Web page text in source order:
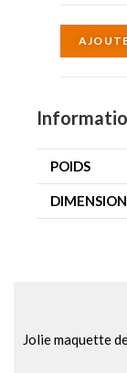
POIDS
Jolie maquette